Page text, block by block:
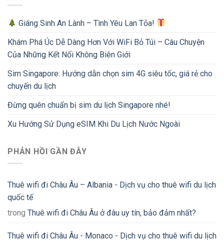
Giáng Sinh An Lành – Tình Yêu Lan Tỏa!
Khám Phá Úc Dễ Dàng Hơn Với WiFi Bỏ Túi – Câu Chuyện
Của Những Kết Nối Không Biên Giới
Sim Singapore: Hướng dẫn chọn sim 4G siêu tốc, giá rẻ cho
chuyến du lịch
Đừng quên chuẩn bị sim du lịch Singapore nhé!
Xu Hướng Sử Dụng eSIM Khi Du Lịch Nước Ngoài
PHẢN HỒI GẦN ĐÂY
Thuê wifi đi Châu Âu – Albania - Dịch vụ cho thuê wifi du lịch
quốc tế
trong Thuê wifi đi Châu Âu ở đâu uy tín, bảo đảm nhất?
Thuê wifi đi Châu Âu - Monaco - Dịch vụ cho thuê wifi du lịch